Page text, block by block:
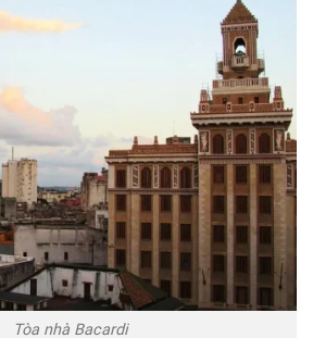
Tòa nhà Bacardi